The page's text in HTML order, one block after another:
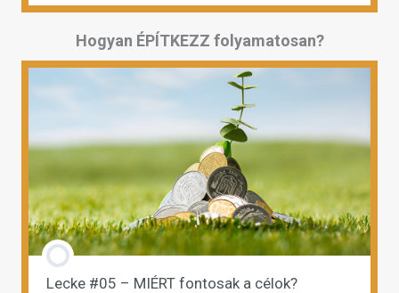
Hogyan ÉPÍTKEZZ folyamatosan?
Lecke #05 – MIÉRT fontosak a célok?